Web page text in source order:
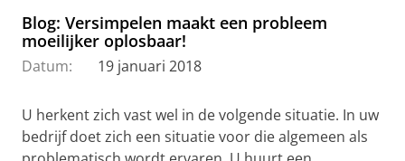
Blog: Versimpelen maakt een probleem
moeilijker oplosbaar!
Datum: 19 januari 2018
U herkent zich vast wel in de volgende situatie. In uw
bedrijf doet zich een situatie voor die algemeen als